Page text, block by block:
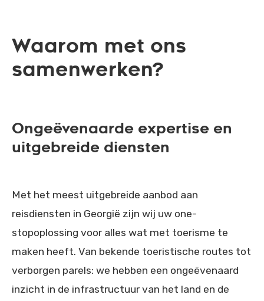
Waarom met ons
samenwerken?
Ongeëvenaarde expertise en
uitgebreide diensten
Met het meest uitgebreide aanbod aan
reisdiensten in Georgië zijn wij uw one-
stopoplossing voor alles wat met toerisme te
maken heeft. Van bekende toeristische routes tot
verborgen parels: we hebben een ongeëvenaard
inzicht in de infrastructuur van het land en de